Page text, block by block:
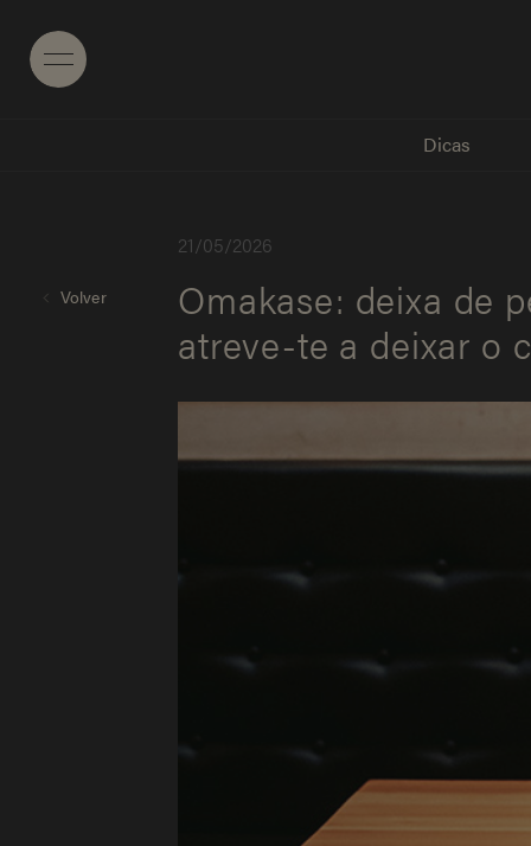
Menu
Dicas
21/05/2026
Volver
Omakase: deixa de
atreve-te a deixar o